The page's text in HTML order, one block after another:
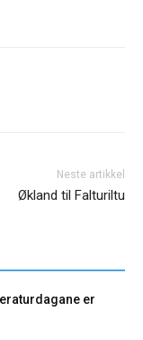
Neste artikkel
Økland til Falturiltu
er